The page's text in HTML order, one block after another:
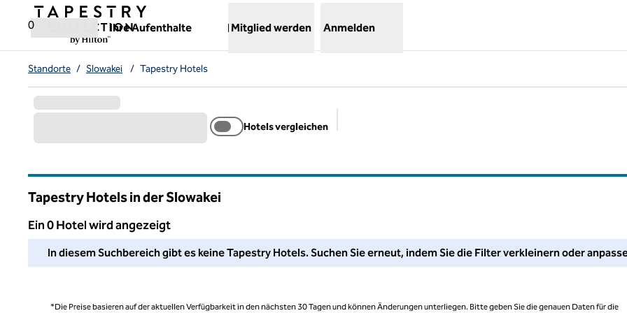
Weiter zum Inhalt
0
Ihre Aufenthalte
,öffnet neue Registerkarte
Mitglied werden Anmelden
Standorte / Slowakei / Tapestry Hotels
Hotels vergleichen
Tapestry Hotels in der Slowakei
Ein 0 Hotel wird angezeigt
Wir konnten in diesem Bereich kein Hotel für Sie finden. Passen Sie Ihre Filter an oder versuchen Sie, den Suchbereich zu
In diesem Suchbereich gibt es keine Tapestry Hotels. Suchen Sie erneut, indem Sie die Filter verkleinern oder
*Die Preise basieren auf der aktuellen Verfügbarkeit in den nächsten 30 Tagen und können Änderungen unterliegen. Bitte geben Sie die genauen Daten für die